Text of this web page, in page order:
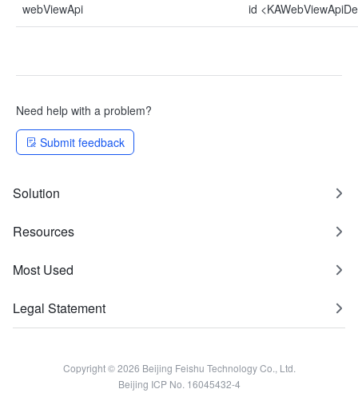
webViewApi id
Need help with a problem?
Submit feedback
Solution
Resources
Most Used
Legal Statement
Copyright © 2026 Beijing Feishu Technology Co., Ltd.
Beijing ICP No. 16045432-4